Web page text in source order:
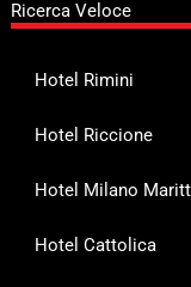
Ricerca Veloce
Hotel Rimini
Hotel Riccione
Hotel Milano
Hotel Cattolica